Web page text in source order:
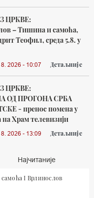
ЦРКВЕ:
– Тишина и самоћа,
Теофил, среда 5.8. у
2026 - 10:07 Детаљније
ЦРКВЕ:
ОД ПРОГОНА СРБА
- пренос помена у
на Храм телевизији
2026 - 13:09 Детаљније
Најчитаније
I Врлинослов